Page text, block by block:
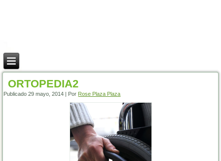
ORTOPEDIA2
Publicado 29 mayo, 2014 Por Rose Plaza Plaza